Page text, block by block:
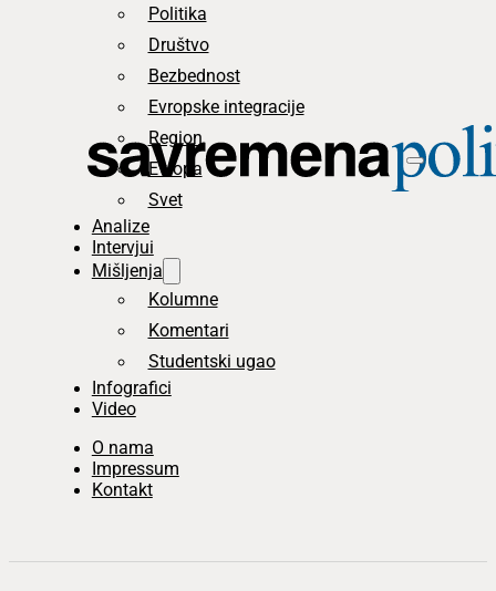
Politika
Društvo
Bezbednost
Evropske integracije
Region
Evropa
Svet
Analize
Intervjui
Mišljenja
Kolumne
Komentari
Studentski ugao
Infografici
Video
O nama
Impressum
Kontakt